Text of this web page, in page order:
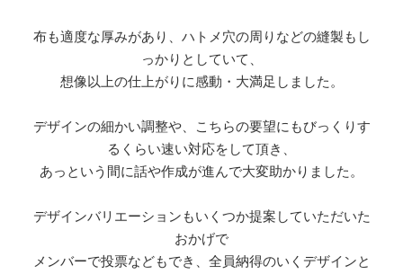
布も適度な厚みがあり、ハトメ穴の周りなどの縫製もし
っかりとしていて、
想像以上の仕上がりに感動・大満足しました。
デザインの細かい調整や、こちらの要望にもびっくりす
るくらい速い対応をして頂き、
あっという間に話や作成が進んで大変助かりました。
デザインバリエーションもいくつか提案していただいた
おかげで
メンバーで投票などもでき、全員納得のいくデザインと